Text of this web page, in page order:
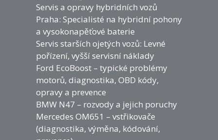
Servis a opravy hybridních vozů
Praha: Specialisté na hybridní pohony
a vysokonapěťové baterie
Servis starších ojetých vozů: Levné
pořízení, vyšší servisní náklady
Ford EcoBoost – typické problémy
motorů, diagnostika, OBD kódy,
opravy a prevence
BMW N47 – rozvody a jejich poruchy
Mercedes OM651 – vstřikovače
(diagnostika, výměna, kódování,